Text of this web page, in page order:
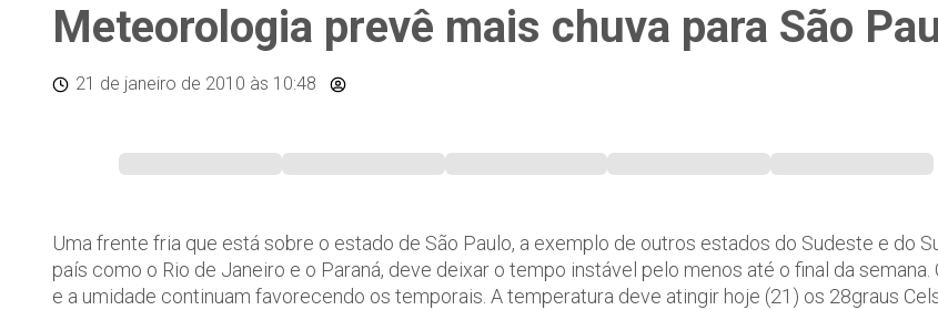
Meteorologia prevê mais chuva para São
21 de janeiro de 2010 às 10:48
Uma frente fria que está sobre o estado de São Paulo, a exemplo de outros estados do Sudeste e do
país como o Rio de Janeiro e o Paraná, deve deixar o tempo instável pelo menos até o final da semana.
e a umidade continuam favorecendo os temporais. A temperatura deve atingir hoje (21) os 28graus